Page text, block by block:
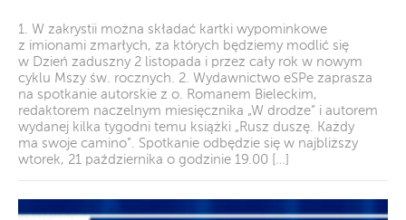
1. W zakrystii można składać kartki wypominkowe
z imionami zmarłych, za których będziemy modlić się
w Dzień zaduszny 2 listopada i przez cały rok w nowym
cyklu Mszy św. rocznych. 2. Wydawnictwo eSPe zaprasza
na spotkanie autorskie z o. Romanem Bieleckim,
redaktorem naczelnym miesięcznika „W drodze” i autorem
wydanej kilka tygodni temu książki „Rusz duszę. Każdy
ma swoje camino”. Spotkanie odbędzie się w najbliższy
wtorek, 21 października o godzinie 19.00 […]